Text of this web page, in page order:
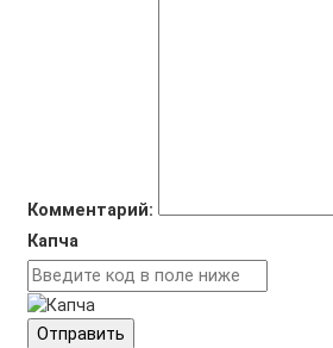
Комментарий:
Капча
Отправить